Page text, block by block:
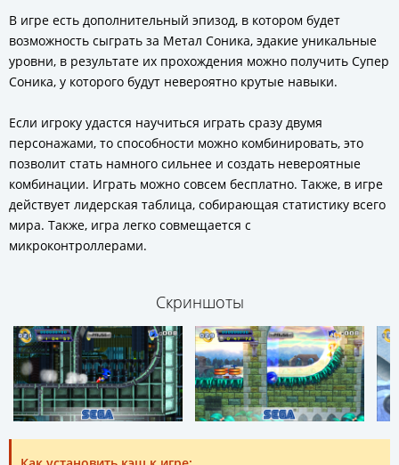
В игре есть дополнительный эпизод, в котором будет
возможность сыграть за Метал Соника, эдакие уникальные
уровни, в результате их прохождения можно получить Супер
Соника, у которого будут невероятно крутые навыки.
Если игроку удастся научиться играть сразу двумя
персонажами, то способности можно комбинировать, это
позволит стать намного сильнее и создать невероятные
комбинации. Играть можно совсем бесплатно. Также, в игре
действует лидерская таблица, собирающая статистику всего
мира. Также, игра легко совмещается с
микроконтроллерами.
Скриншоты